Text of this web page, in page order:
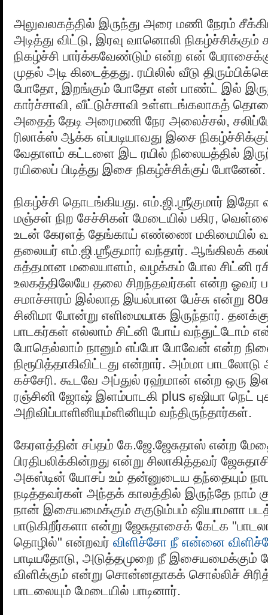
அலுவலகத்தில் இருந்து அரை மணி நேரம்
அடித்து விட்டு, இரவு வானொலி நிகழ்ச்சிக்கும்
நிகழ்ச்சி பார்க்கவேண்டும் என்ற என்
முதல் அடி கிடைத்தது. ரயிலில் வீடு
போதோ, இறங்கும் போதோ என் பாண்ட் இல்
கார்ச்சாவி, வீட்டுச்சாவி உள்ளடங்கலாகத்
அதைத் தேடி அரைமணி நேர அலைச்சல்,
ரிலாக்ஸ் ஆக்க எப்படியாவது இசை
வேதாளம் கட்டளை இட ரயில் நிலையத்தில்
ரயிலைப் பிடித்து இசை நிகழ்ச்சிக்குப் போனேன்.
நிகழ்ச்சி தொடங்கியது. எம்.ஜி.ஶ்ரீகுமார் இதோ
மஞ்சள் நிற சேச்சிகள் மேடையில் பகிர,
உடன் கேரளத் தேங்காய் எண்ணை மகிமையில்
தலையர் எம்.ஜி.ஶ்ரீகுமார் வந்தார். ஆங்கிலக்
சுத்தமான மலையாளம், வழக்கம் போல சிட்னி
உலகத்திலேயே தலை சிறந்தவர்கள் என்ற ஓவர்
சமாச்சாரம் இல்லாத இயல்பான பேச்சு என்று
சினிமா போன்று எளிமையாக இருந்தார்.
பாடகர்கள் எல்லாம் சிட்னி போய் வந்துட்டோம்
போதெல்லாம் நானும் எப்போ போவேன் என்ற
நிரூபித்தாகிவிட்டது என்றார். அம்மா
கச்சேரி. கூடவே அப்துல் ரஹ்மான் என்ற ஒரு
ரஞ்சினி ஜோஷ் இளம்பாடகி plus ஏஷியா நெட்
அறிவிப்பாளினியும்ளினியும் வந்திருந்தார்கள்.
கேரளத்தின் சப்தம் கே.ஜே.ஜேசுதாஸ் என்ற
பிரதிபலிக்கின்றது என்று சிலாகித்தவர்
அகஸ்டின் யோசப் உம் தன்னுடைய தந்தையும்
நடித்தவர்கள் அந்தக் காலத்தில் இருந்தே நாம்
நான் இசையமைக்கும் சகுடும்பம் ஷியாமளா
பாடுகிறீர்களா என்று ஜேசுதாசைக் கேட்க
தொழில்" என்றவர் விளிச்சோ நீ என்னை
பாடியதோடு, அடுத்தமுறை நீ
விளிக்கும் என்று சொன்னதாகக் சொல்லிச்
பாடலையும் மேடையில் பாடினார்.